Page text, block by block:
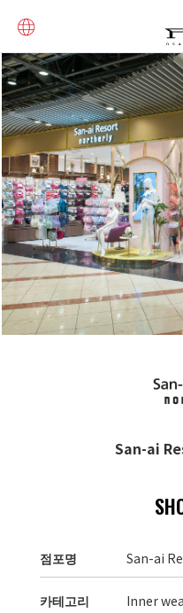
San-ai
점포명 San-ai
카테고리 Inner